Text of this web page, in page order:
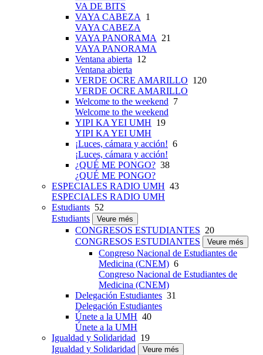
VA DE BITS
VAYA CABEZA 1
VAYA CABEZA
VAYA PANORAMA 21
VAYA PANORAMA
Ventana abierta 12
Ventana abierta
VERDE OCRE AMARILLO 120
VERDE OCRE AMARILLO
Welcome to the weekend 7
Welcome to the weekend
YIPI KA YEI UMH 19
YIPI KA YEI UMH
¡Luces, cámara y acción! 6
¡Luces, cámara y acción!
¿QUÉ ME PONGO? 38
¿QUÉ ME PONGO?
ESPECIALES RADIO UMH 43
ESPECIALES RADIO UMH
Estudiants 52
Estudiants
Veure més
CONGRESOS ESTUDIANTES 20
CONGRESOS ESTUDIANTES
Veure més
Congreso Nacional de Estudiantes de
Medicina (CNEM) 6
Congreso Nacional de Estudiantes de
Medicina (CNEM)
Delegación Estudiantes 31
Delegación Estudiantes
Únete a la UMH 40
Únete a la UMH
Igualdad y Solidaridad 19
Igualdad y Solidaridad
Veure més